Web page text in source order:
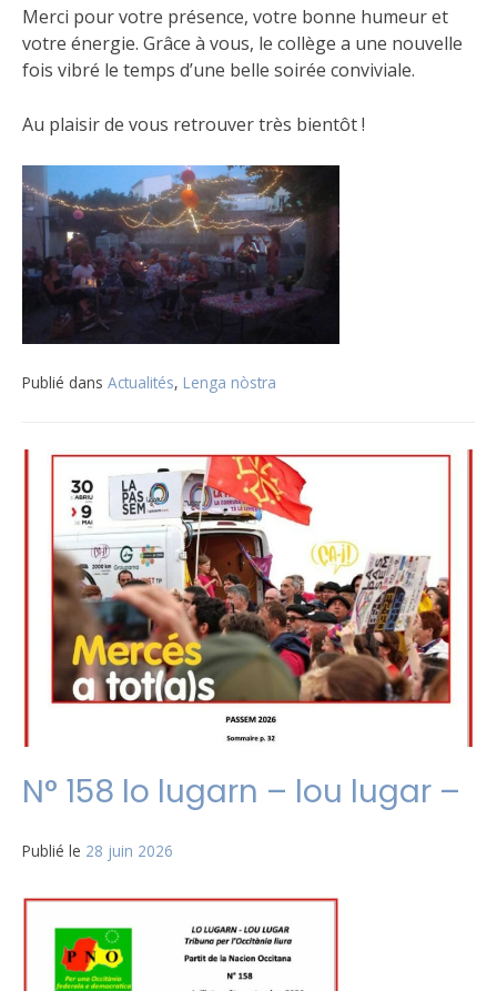
Merci pour votre présence, votre bonne humeur et
votre énergie. Grâce à vous, le collège a une nouvelle
fois vibré le temps d’une belle soirée conviviale.
Au plaisir de vous retrouver très bientôt !
Publié dans Actualités, Lenga nòstra
N° 158 lo lugarn – lou lugar –
Publié le 28 juin 2026